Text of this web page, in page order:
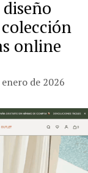
online
enero de 2026